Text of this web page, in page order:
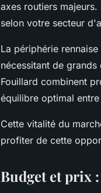
axes routiers
selon votre secteur
La périphérie
nécessitant de
Fouillard combinent
équilibre optimal
Cette vitalité du
profiter de cette
Budget et prix